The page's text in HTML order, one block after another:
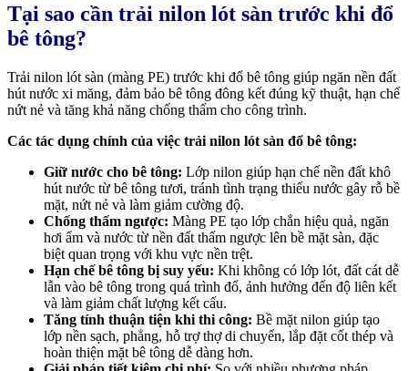
Tại sao cần trải nilon lót sàn trước khi đổ
bê tông?
Trải nilon lót sàn (màng PE) trước khi đổ bê tông giúp ngăn nền đất
hút nước xi măng, đảm bảo bê tông đông kết đúng kỹ thuật, hạn chế
nứt nẻ và tăng khả năng chống thấm cho công trình.
Các tác dụng chính của việc trải nilon lót sàn đổ bê tông:
Giữ nước cho bê tông: Lớp nilon giúp hạn chế nền đất khô
hút nước từ bê tông tươi, tránh tình trạng thiếu nước gây rỗ bề
mặt, nứt nẻ và làm giảm cường độ.
Chống thấm ngược: Màng PE tạo lớp chắn hiệu quả, ngăn
hơi ẩm và nước từ nền đất thấm ngược lên bề mặt sàn, đặc
biệt quan trọng với khu vực nền trệt.
Hạn chế bê tông bị suy yếu: Khi không có lớp lót, đất cát dễ
lẫn vào bê tông trong quá trình đổ, ảnh hưởng đến độ liên kết
và làm giảm chất lượng kết cấu.
Tăng tính thuận tiện khi thi công: Bề mặt nilon giúp tạo
lớp nền sạch, phẳng, hỗ trợ thợ di chuyển, lắp đặt cốt thép và
hoàn thiện mặt bê tông dễ dàng hơn.